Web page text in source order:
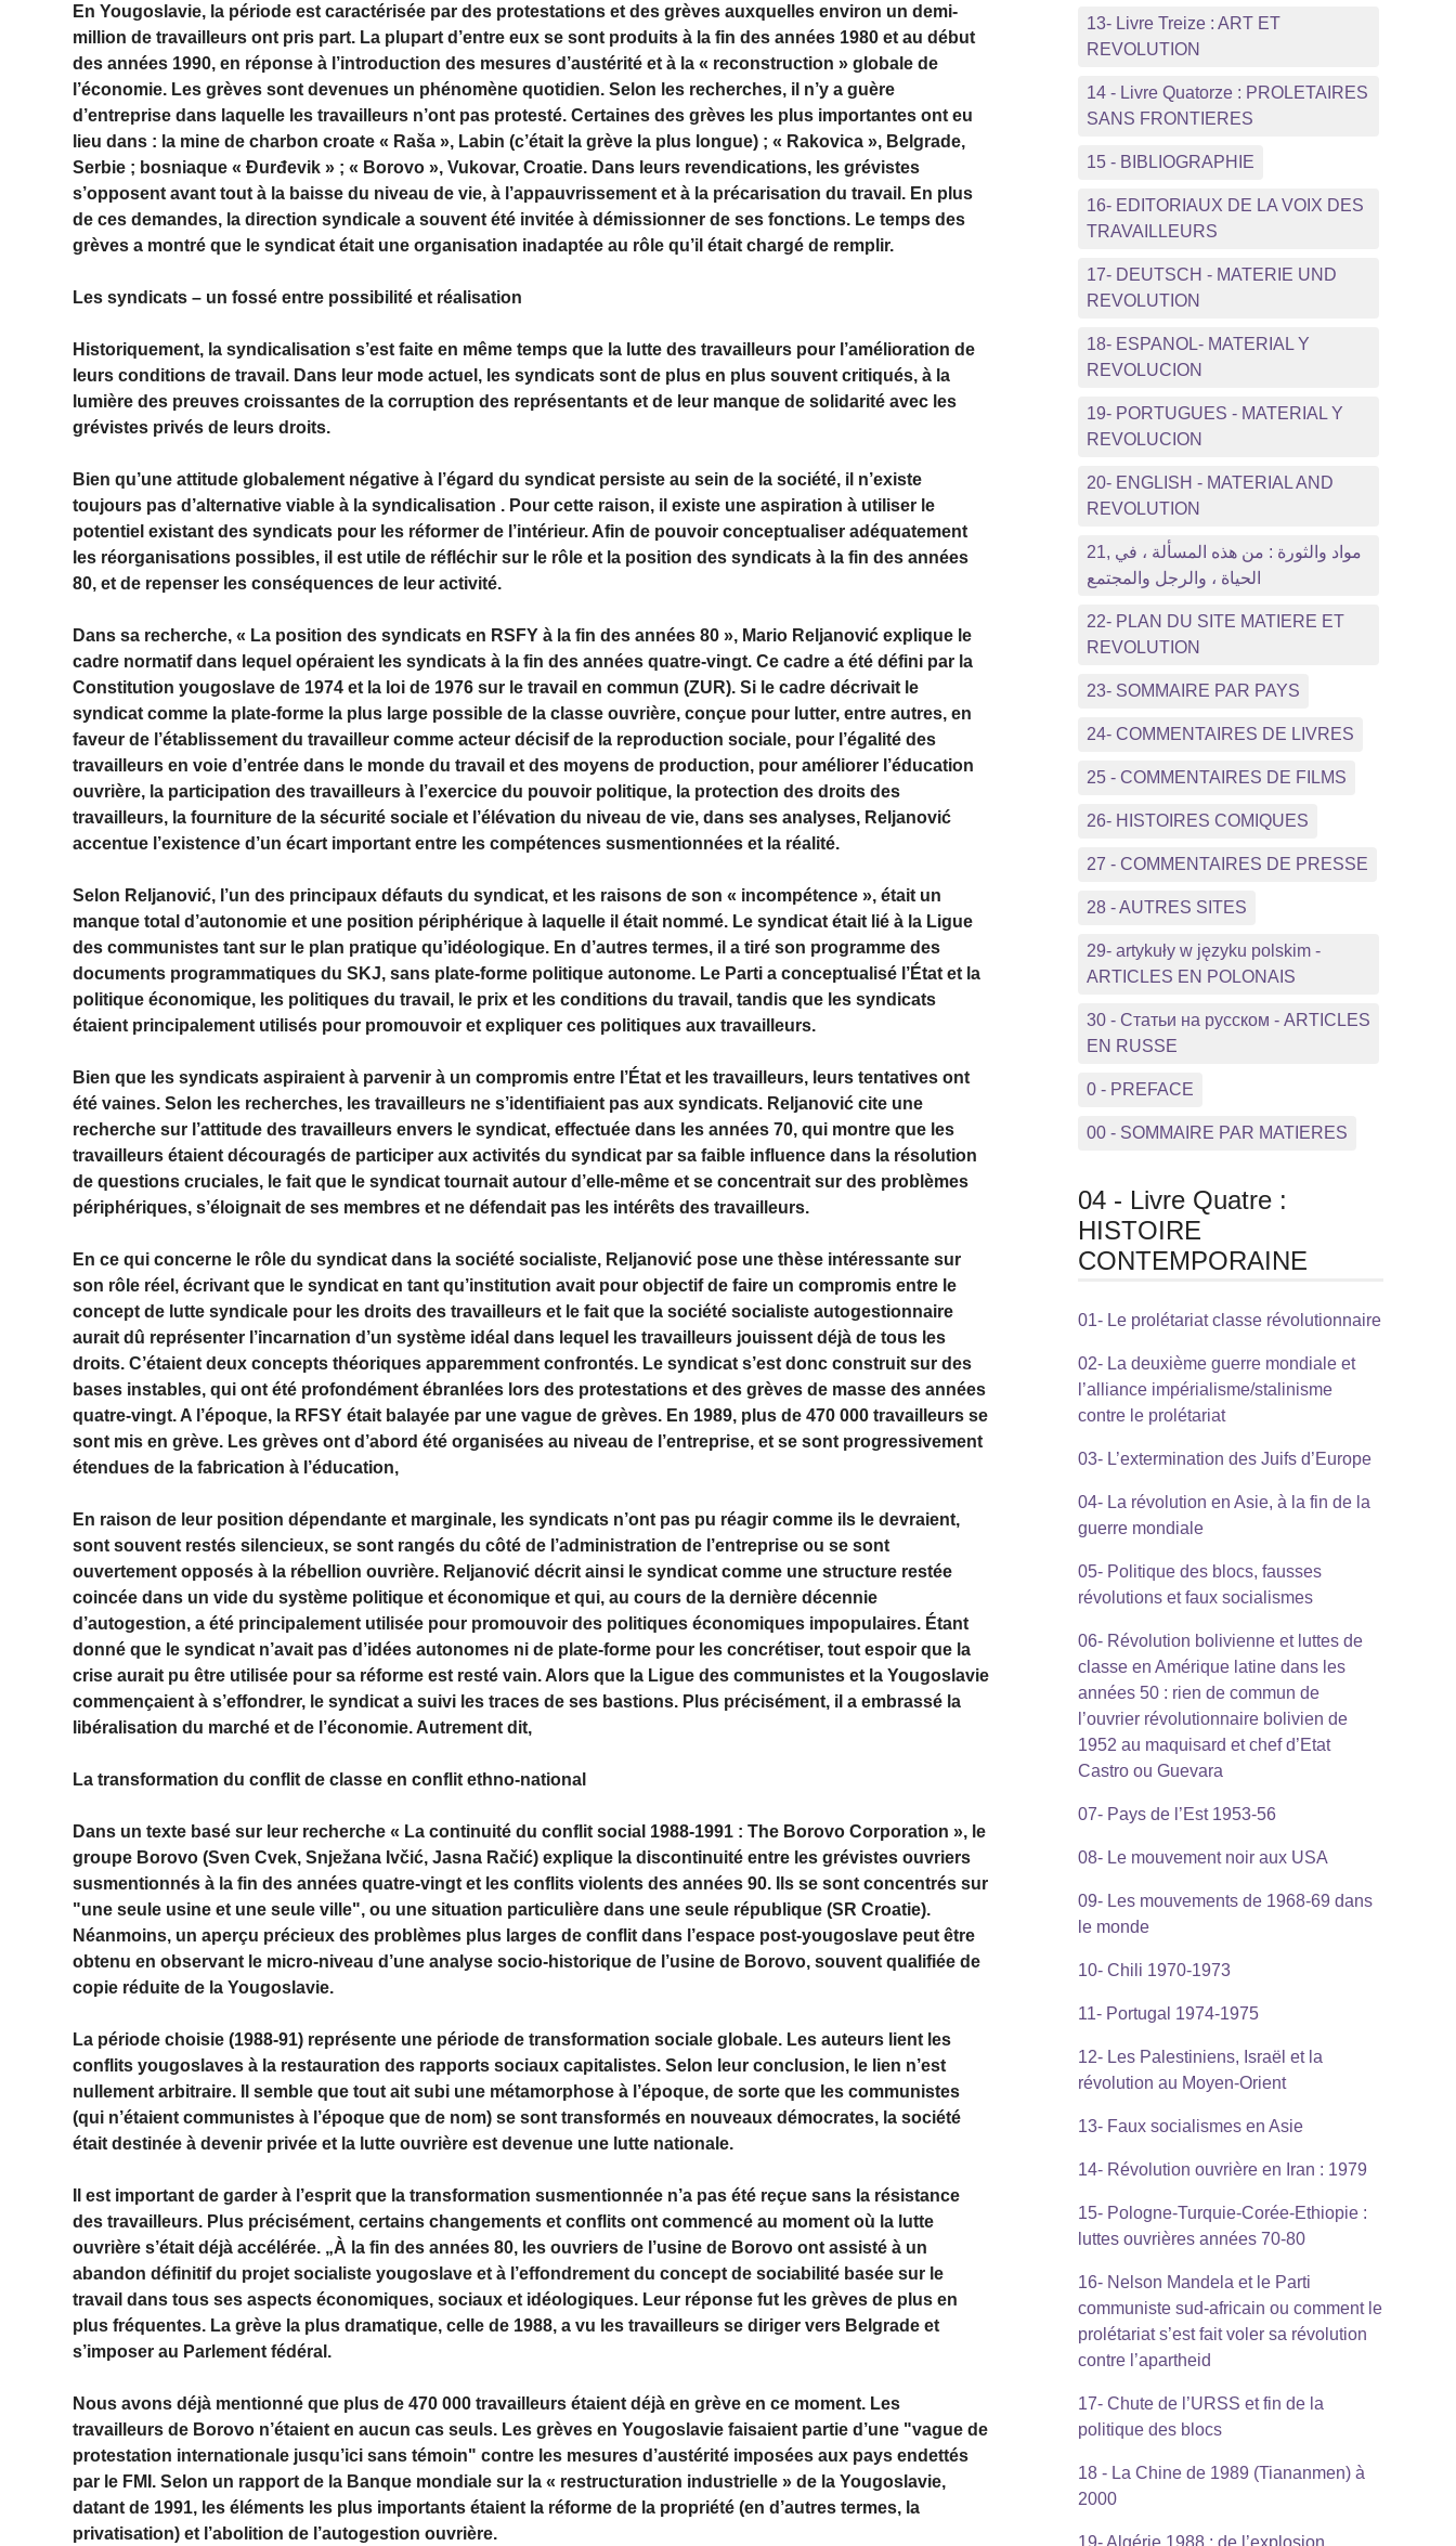
En Yougoslavie, la période est caractérisée par des protestations et des grèves auxquelles environ un demi-
million de travailleurs ont pris part. La plupart d’entre eux se sont produits à la fin des années 1980 et au début
des années 1990, en réponse à l’introduction des mesures d’austérité et à la « reconstruction » globale de
l’économie. Les grèves sont devenues un phénomène quotidien. Selon les recherches, il n’y a guère
d’entreprise dans laquelle les travailleurs n’ont pas protesté. Certaines des grèves les plus importantes ont eu
lieu dans : la mine de charbon croate « Raša », Labin (c’était la grève la plus longue) ; « Rakovica », Belgrade,
Serbie ; bosniaque « Đurđevik » ; « Borovo », Vukovar, Croatie. Dans leurs revendications, les grévistes
s’opposent avant tout à la baisse du niveau de vie, à l’appauvrissement et à la précarisation du travail. En plus
de ces demandes, la direction syndicale a souvent été invitée à démissionner de ses fonctions. Le temps des
grèves a montré que le syndicat était une organisation inadaptée au rôle qu’il était chargé de remplir.
Les syndicats – un fossé entre possibilité et réalisation
Historiquement, la syndicalisation s’est faite en même temps que la lutte des travailleurs pour l’amélioration de
leurs conditions de travail. Dans leur mode actuel, les syndicats sont de plus en plus souvent critiqués, à la
lumière des preuves croissantes de la corruption des représentants et de leur manque de solidarité avec les
grévistes privés de leurs droits.
Bien qu’une attitude globalement négative à l’égard du syndicat persiste au sein de la société, il n’existe
toujours pas d’alternative viable à la syndicalisation . Pour cette raison, il existe une aspiration à utiliser le
potentiel existant des syndicats pour les réformer de l’intérieur. Afin de pouvoir conceptualiser adéquatement
les réorganisations possibles, il est utile de réfléchir sur le rôle et la position des syndicats à la fin des années
80, et de repenser les conséquences de leur activité.
Dans sa recherche, « La position des syndicats en RSFY à la fin des années 80 », Mario Reljanović explique le
cadre normatif dans lequel opéraient les syndicats à la fin des années quatre-vingt. Ce cadre a été défini par la
Constitution yougoslave de 1974 et la loi de 1976 sur le travail en commun (ZUR). Si le cadre décrivait le
syndicat comme la plate-forme la plus large possible de la classe ouvrière, conçue pour lutter, entre autres, en
faveur de l’établissement du travailleur comme acteur décisif de la reproduction sociale, pour l’égalité des
travailleurs en voie d’entrée dans le monde du travail et des moyens de production, pour améliorer l’éducation
ouvrière, la participation des travailleurs à l’exercice du pouvoir politique, la protection des droits des
travailleurs, la fourniture de la sécurité sociale et l’élévation du niveau de vie, dans ses analyses, Reljanović
accentue l’existence d’un écart important entre les compétences susmentionnées et la réalité.
Selon Reljanović, l’un des principaux défauts du syndicat, et les raisons de son « incompétence », était un
manque total d’autonomie et une position périphérique à laquelle il était nommé. Le syndicat était lié à la Ligue
des communistes tant sur le plan pratique qu’idéologique. En d’autres termes, il a tiré son programme des
documents programmatiques du SKJ, sans plate-forme politique autonome. Le Parti a conceptualisé l’État et la
politique économique, les politiques du travail, le prix et les conditions du travail, tandis que les syndicats
étaient principalement utilisés pour promouvoir et expliquer ces politiques aux travailleurs.
Bien que les syndicats aspiraient à parvenir à un compromis entre l’État et les travailleurs, leurs tentatives ont
été vaines. Selon les recherches, les travailleurs ne s’identifiaient pas aux syndicats. Reljanović cite une
recherche sur l’attitude des travailleurs envers le syndicat, effectuée dans les années 70, qui montre que les
travailleurs étaient découragés de participer aux activités du syndicat par sa faible influence dans la résolution
de questions cruciales, le fait que le syndicat tournait autour d’elle-même et se concentrait sur des problèmes
périphériques, s’éloignait de ses membres et ne défendait pas les intérêts des travailleurs.
En ce qui concerne le rôle du syndicat dans la société socialiste, Reljanović pose une thèse intéressante sur
son rôle réel, écrivant que le syndicat en tant qu’institution avait pour objectif de faire un compromis entre le
concept de lutte syndicale pour les droits des travailleurs et le fait que la société socialiste autogestionnaire
aurait dû représenter l’incarnation d’un système idéal dans lequel les travailleurs jouissent déjà de tous les
droits. C’étaient deux concepts théoriques apparemment confrontés. Le syndicat s’est donc construit sur des
bases instables, qui ont été profondément ébranlées lors des protestations et des grèves de masse des années
quatre-vingt. A l’époque, la RFSY était balayée par une vague de grèves. En 1989, plus de 470 000 travailleurs se
sont mis en grève. Les grèves ont d’abord été organisées au niveau de l’entreprise, et se sont progressivement
étendues de la fabrication à l’éducation,
En raison de leur position dépendante et marginale, les syndicats n’ont pas pu réagir comme ils le devraient,
sont souvent restés silencieux, se sont rangés du côté de l’administration de l’entreprise ou se sont
ouvertement opposés à la rébellion ouvrière. Reljanović décrit ainsi le syndicat comme une structure restée
coincée dans un vide du système politique et économique et qui, au cours de la dernière décennie
d’autogestion, a été principalement utilisée pour promouvoir des politiques économiques impopulaires. Étant
donné que le syndicat n’avait pas d’idées autonomes ni de plate-forme pour les concrétiser, tout espoir que la
crise aurait pu être utilisée pour sa réforme est resté vain. Alors que la Ligue des communistes et la Yougoslavie
commençaient à s’effondrer, le syndicat a suivi les traces de ses bastions. Plus précisément, il a embrassé la
libéralisation du marché et de l’économie. Autrement dit,
La transformation du conflit de classe en conflit ethno-national
Dans un texte basé sur leur recherche « La continuité du conflit social 1988-1991 : The Borovo Corporation », le
groupe Borovo (Sven Cvek, Snježana Ivčić, Jasna Račić) explique la discontinuité entre les grévistes ouvriers
susmentionnés à la fin des années quatre-vingt et les conflits violents des années 90. Ils se sont concentrés sur
"une seule usine et une seule ville", ou une situation particulière dans une seule république (SR Croatie).
Néanmoins, un aperçu précieux des problèmes plus larges de conflit dans l’espace post-yougoslave peut être
obtenu en observant le micro-niveau d’une analyse socio-historique de l’usine de Borovo, souvent qualifiée de
copie réduite de la Yougoslavie.
La période choisie (1988-91) représente une période de transformation sociale globale. Les auteurs lient les
conflits yougoslaves à la restauration des rapports sociaux capitalistes. Selon leur conclusion, le lien n’est
nullement arbitraire. Il semble que tout ait subi une métamorphose à l’époque, de sorte que les communistes
(qui n’étaient communistes à l’époque que de nom) se sont transformés en nouveaux démocrates, la société
était destinée à devenir privée et la lutte ouvrière est devenue une lutte nationale.
Il est important de garder à l’esprit que la transformation susmentionnée n’a pas été reçue sans la résistance
des travailleurs. Plus précisément, certains changements et conflits ont commencé au moment où la lutte
ouvrière s’était déjà accélérée. „À la fin des années 80, les ouvriers de l’usine de Borovo ont assisté à un
abandon définitif du projet socialiste yougoslave et à l’effondrement du concept de sociabilité basée sur le
travail dans tous ses aspects économiques, sociaux et idéologiques. Leur réponse fut les grèves de plus en
plus fréquentes. La grève la plus dramatique, celle de 1988, a vu les travailleurs se diriger vers Belgrade et
s’imposer au Parlement fédéral.
Nous avons déjà mentionné que plus de 470 000 travailleurs étaient déjà en grève en ce moment. Les
travailleurs de Borovo n’étaient en aucun cas seuls. Les grèves en Yougoslavie faisaient partie d’une "vague de
protestation internationale jusqu’ici sans témoin" contre les mesures d’austérité imposées aux pays endettés
par le FMI. Selon un rapport de la Banque mondiale sur la « restructuration industrielle » de la Yougoslavie,
datant de 1991, les éléments les plus importants étaient la réforme de la propriété (en d’autres termes, la
privatisation) et l’abolition de l’autogestion ouvrière.
13- Livre Treize : ART ET
REVOLUTION
14 - Livre Quatorze : PROLETAIRES
SANS FRONTIERES
15 - BIBLIOGRAPHIE
16- EDITORIAUX DE LA VOIX DES
TRAVAILLEURS
17- DEUTSCH - MATERIE UND
REVOLUTION
18- ESPANOL- MATERIAL Y
REVOLUCION
19- PORTUGUES - MATERIAL Y
REVOLUCION
20- ENGLISH - MATERIAL AND
REVOLUTION
21, مواد والثورة : من هذه المسألة ، في
الحياة ، والرجل والمجتمع
22- PLAN DU SITE MATIERE ET
REVOLUTION
23- SOMMAIRE PAR PAYS
24- COMMENTAIRES DE LIVRES
25 - COMMENTAIRES DE FILMS
26- HISTOIRES COMIQUES
27 - COMMENTAIRES DE PRESSE
28 - AUTRES SITES
29- artykuły w języku polskim -
ARTICLES EN POLONAIS
30 - Статьи на русском - ARTICLES
EN RUSSE
0 - PREFACE
00 - SOMMAIRE PAR MATIERES
04 - Livre Quatre :
HISTOIRE
CONTEMPORAINE
01- Le prolétariat classe révolutionnaire
02- La deuxième guerre mondiale et
l’alliance impérialisme/stalinisme
contre le prolétariat
03- L’extermination des Juifs d’Europe
04- La révolution en Asie, à la fin de la
guerre mondiale
05- Politique des blocs, fausses
révolutions et faux socialismes
06- Révolution bolivienne et luttes de
classe en Amérique latine dans les
années 50 : rien de commun de
l’ouvrier révolutionnaire bolivien de
1952 au maquisard et chef d’Etat
Castro ou Guevara
07- Pays de l’Est 1953-56
08- Le mouvement noir aux USA
09- Les mouvements de 1968-69 dans
le monde
10- Chili 1970-1973
11- Portugal 1974-1975
12- Les Palestiniens, Israël et la
révolution au Moyen-Orient
13- Faux socialismes en Asie
14- Révolution ouvrière en Iran : 1979
15- Pologne-Turquie-Corée-Ethiopie :
luttes ouvrières années 70-80
16- Nelson Mandela et le Parti
communiste sud-africain ou comment le
prolétariat s’est fait voler sa révolution
contre l’apartheid
17- Chute de l’URSS et fin de la
politique des blocs
18 - La Chine de 1989 (Tiananmen) à
2000